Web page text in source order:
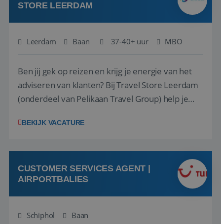
STORE LEERDAM
Leerdam Baan 37-40+ uur MBO
Ben jij gek op reizen en krijg je energie van het
adviseren van klanten? Bij Travel Store Leerdam
(onderdeel van Pelikaan Travel Group) help je
vinden. Samen maken we van elke reis een
hebt in de reisbranche of j...
BEKIJK VACATURE
CUSTOMER SERVICES AGENT |
AIRPORTBALIES
Schiphol Baan